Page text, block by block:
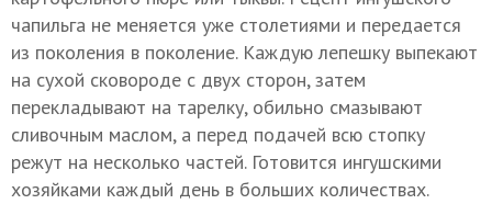
чапильга не меняется уже столетиями и передается
из поколения в поколение. Каждую лепешку выпекают
на сухой сковороде с двух сторон, затем
перекладывают на тарелку, обильно смазывают
сливочным маслом, а перед подачей всю стопку
режут на несколько частей. Готовится ингушскими
хозяйками каждый день в больших количествах.